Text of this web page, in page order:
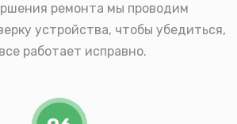
ремонта мы проводим
устройства, чтобы убедиться,
работает исправно.